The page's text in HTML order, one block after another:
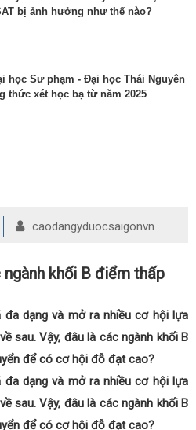
bị ảnh hưởng như thế nào?
học Sư phạm - Đại học Thái Nguyên
thức xét học bạ từ năm 2025
caodangyduocsaigonvn
khối B điểm thấp
đa dạng và mở ra nhiều cơ hội lựa
sau. Vậy, đâu là các ngành khối B
để có cơ hội đỗ đạt cao?
đa dạng và mở ra nhiều cơ hội lựa
sau. Vậy, đâu là các ngành khối B
để có cơ hội đỗ đạt cao?